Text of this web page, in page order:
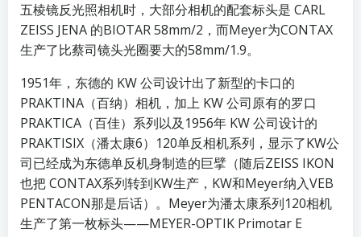
五棱镜反光照相机时，大部分相机的配套标头是 CARL
ZEISS JENA 的BIOTAR 58mm/2，而Meyer为CONTAX
生产了比蔡司镜头光圈要大的58mm/1.9。
1951年，东德的 KW 公司设计出了新型的卡口的
PRAKTINA（百纳）相机，加上 KW 公司原有的罗口
PRAKTICA（百佳）系列以及1956年 KW 公司设计的
PRAKTISIX（潘太康6）120单反相机系列，显示了KW公
司已经成为东德单反机身制造的巨擘（随后ZEISS IKON
也把 CONTAX系列转到KW生产，KW和Meyer纳入VEB
PENTACON那是后话）。Meyer为潘太康系列120相机
生产了第一枚标头——MEYER-OPTIK Primotar E